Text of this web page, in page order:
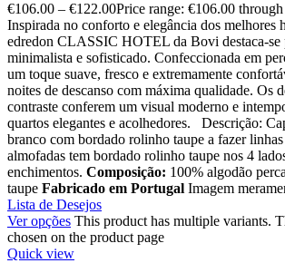
€106.00 – €122.00Price range: €106.00
Inspirada no conforto e elegância dos melhores
edredon CLASSIC HOTEL da Bovi destaca-se
minimalista e sofisticado. Confeccionada em
um toque suave, fresco e extremamente
noites de descanso com máxima qualidade. Os
contraste conferem um visual moderno e
quartos elegantes e acolhedores. Descrição:
branco com bordado rolinho taupe a fazer
almofadas tem bordado rolinho taupe nos 4
enchimentos. Composição: 100% algodão
taupe Fabricado em Portugal Imagem
Lista de Desejos
Ver opções This product has multiple variants.
chosen on the product page
Quick view